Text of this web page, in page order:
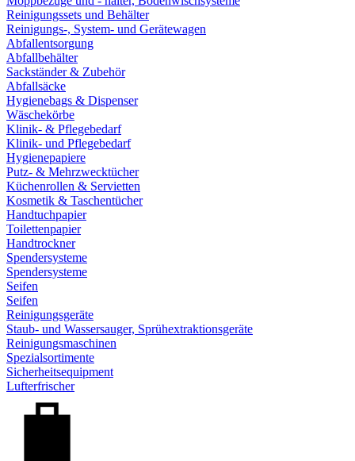
Reinigungssets und Behälter
Reinigungs-, System- und Gerätewagen
Abfallentsorgung
Abfallbehälter
Sackständer & Zubehör
Abfallsäcke
Hygienebags & Dispenser
Wäschekörbe
Klinik- & Pflegebedarf
Klinik- und Pflegebedarf
Hygienepapiere
Putz- & Mehrzwecktücher
Küchenrollen & Servietten
Kosmetik & Taschentücher
Handtuchpapier
Toilettenpapier
Handtrockner
Spendersysteme
Spendersysteme
Seifen
Seifen
Reinigungsgeräte
Staub- und Wassersauger, Sprühextraktionsgeräte
Reinigungsmaschinen
Spezialsortimente
Sicherheitsequipment
Lufterfrischer